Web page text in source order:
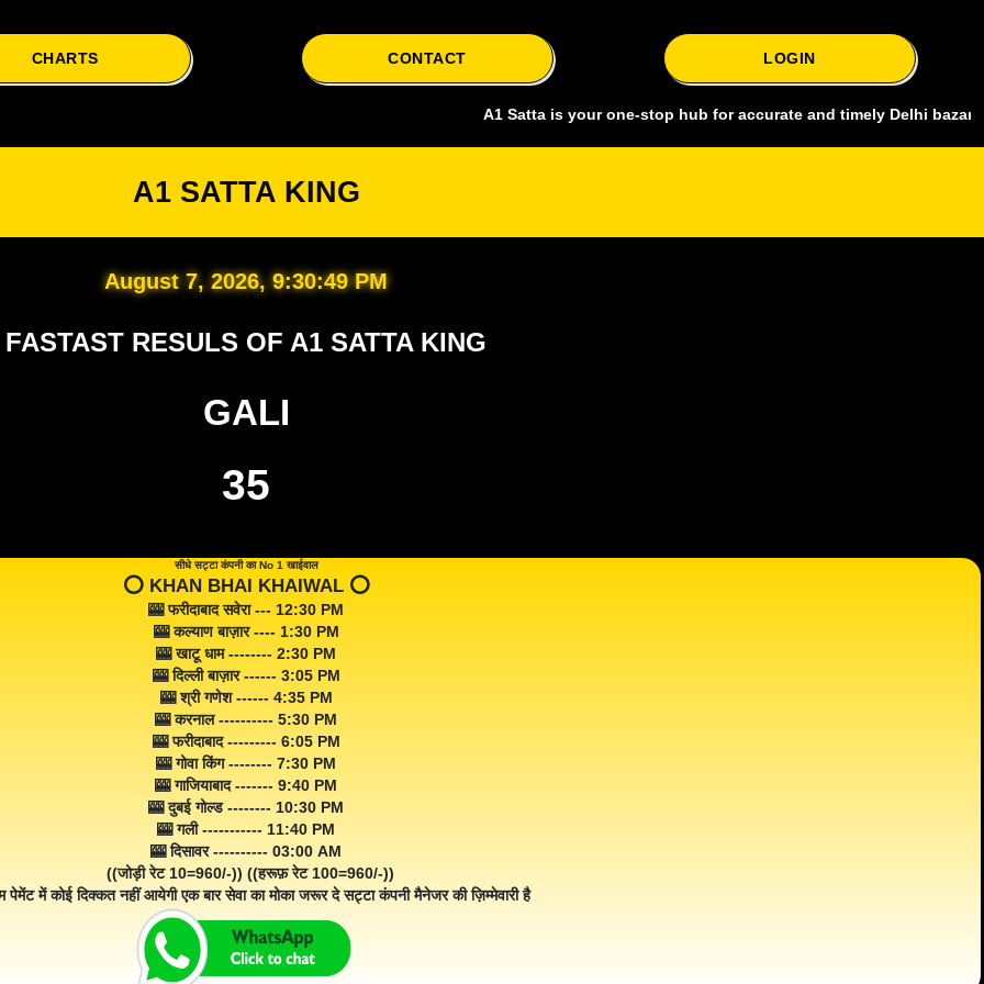
CHARTS CONTACT LOGIN
A1 Satta is your one-stop hub for accurate and timely Delhi bazar satta
A1 SATTA KING
August 7, 2026, 9:30:50 PM
FASTAST RESULS OF A1 SATTA KING
GALI
35
सीधे सट्टा कंपनी का No 1 खाईवाल
⭕️ KHAN BHAI KHAIWAL ⭕️
🎰 फरीदाबाद सवेरा --- 12:30 PM
🎰 कल्याण बाज़ार ---- 1:30 PM
🎰 खाटू धाम -------- 2:30 PM
🎰 दिल्ली बाज़ार ------ 3:05 PM
🎰 श्री गणेश ------ 4:35 PM
🎰 करनाल ---------- 5:30 PM
🎰 फरीदाबाद --------- 6:05 PM
🎰 गोवा किंग -------- 7:30 PM
🎰 गाजियाबाद ------- 9:40 PM
🎰 दुबई गोल्ड -------- 10:30 PM
🎰 गली ----------- 11:40 PM
🎰 दिसावर ---------- 03:00 AM
((जोड़ी रेट 10=960/-)) ((हरूफ़ रेट 100=960/-))
पेमेंट में कोई दिक्कत नहीं आयेगी एक बार सेवा का मोका जरूर दे सट्टा कंपनी मैनेजर की ज़िम्मेवारी है